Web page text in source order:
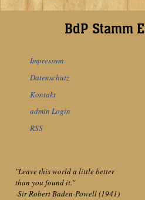
BdP Stamm
Impressum
Datenschutz
Kontakt
admin Login
RSS
"Leave this world a little better
than you found it."
-Sir Robert Baden-Powell (1941)